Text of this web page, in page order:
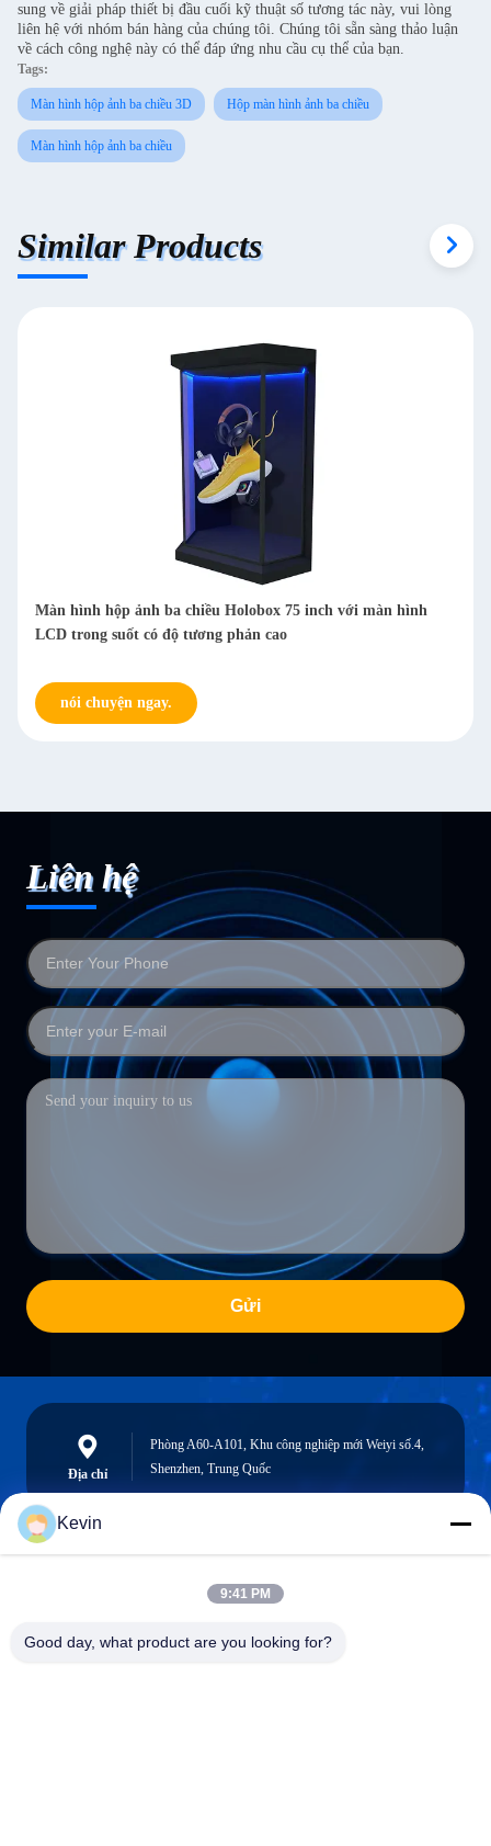
sung về giải pháp thiết bị đầu cuối kỹ thuật số tương tác này, vui lòng
liên hệ với nhóm bán hàng của chúng tôi. Chúng tôi sẵn sàng thảo luận
về cách công nghệ này có thể đáp ứng nhu cầu cụ thể của bạn.
Tags:
Màn hình hộp ảnh ba chiều 3D Hộp màn hình ảnh ba chiều
Màn hình hộp ảnh ba chiều
Similar Products
chiều Holobox 75 inch với màn hình
tương phản cao
Màn hình hộp hologram
Liên hệ
Gửi
Địa chỉ
Phòng A60-A101, Khu công nghiệp mới Weiyi số.4,
Shenzhen, Trung Quốc
info@seethrulcd.com
Kevin
9:41 PM
Good day, what product are you looking for?